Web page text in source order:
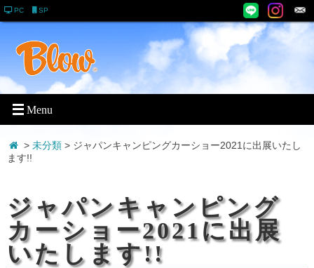
PC SP
> 未分類> ジャパンキャンピングカーショー2021に出展いたし
ます!!
ジャパンキャンピング
カーショー2021に出展
いたします!!